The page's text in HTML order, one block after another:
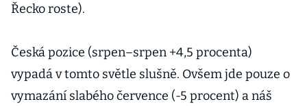
Řecko roste).
Česká pozice (srpen–srpen +4,5 procenta)
vypadá v tomto světle slušně. Ovšem jde pouze o
vymazání slabého července (-5 procent) a náš